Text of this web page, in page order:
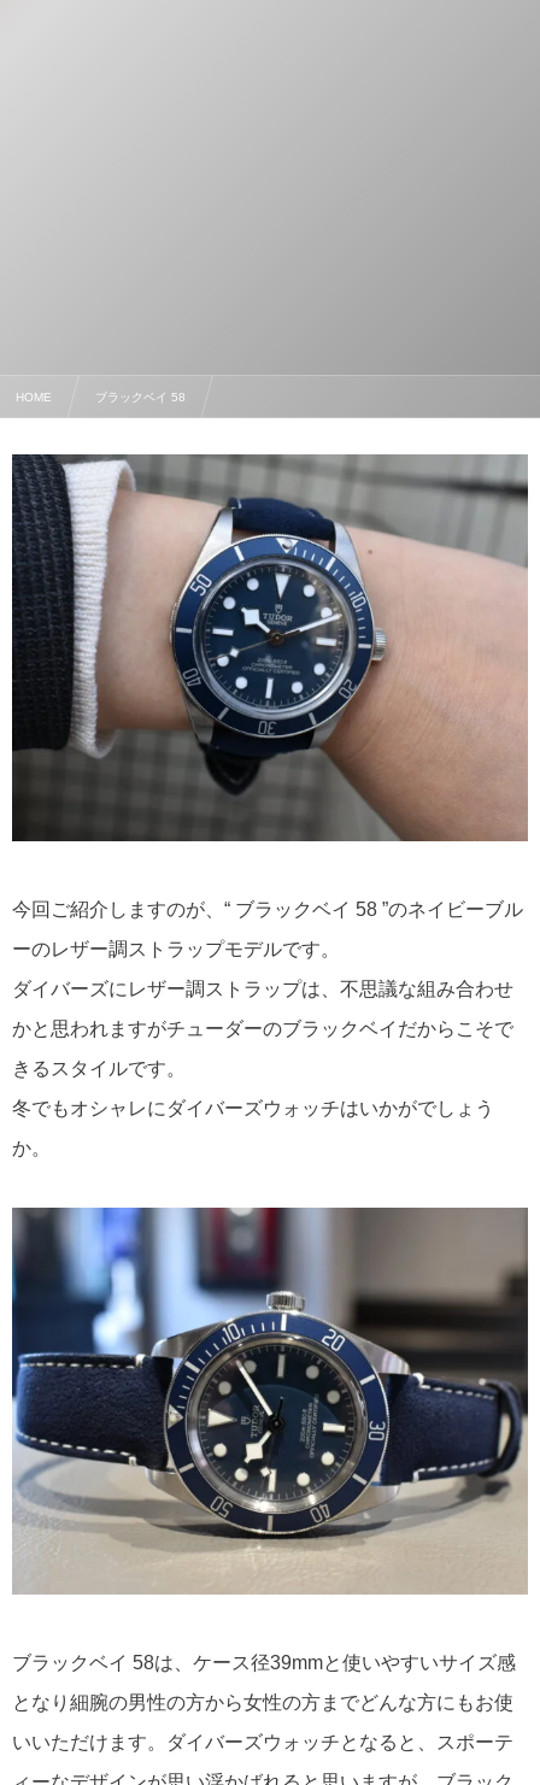
HOME ブラックベイ 58
今回ご紹介しますのが、“ ブラックベイ 58 ”のネイビーブル
ーのレザー調ストラップモデルです。
ダイバーズにレザー調ストラップは、不思議な組み合わせ
かと思われますがチューダーのブラックベイだからこそで
きるスタイルです。
冬でもオシャレにダイバーズウォッチはいかがでしょう
か。
ブラックベイ 58は、ケース径39mmと使いやすいサイズ感
となり細腕の男性の方から女性の方までどんな方にもお使
いいただけます。ダイバーズウォッチとなると、スポーテ